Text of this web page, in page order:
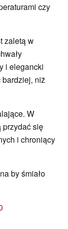
czy
zaletą w
i elegancki
niż
W
przydać się
i chroniący
by śmiało